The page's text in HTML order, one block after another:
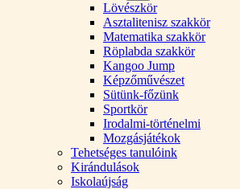
Lövészkör
Asztalitenisz szakkör
Matematika szakkör
Röplabda szakkör
Kangoo Jump
Képzőművészet
Sütünk-főzünk
Sportkör
Irodalmi-történelmi
Mozgásjátékok
Tehetséges tanulóink
Kirándulások
Iskolaújság